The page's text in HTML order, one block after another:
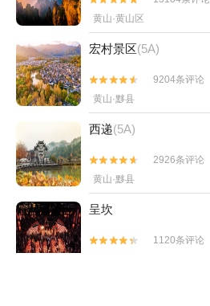
黄山·黄山区
宏村景区(5A)


9204条评论
黄山·黟县
西递(5A)


2926条评论
黄山·黟县
呈坎


1120条评论